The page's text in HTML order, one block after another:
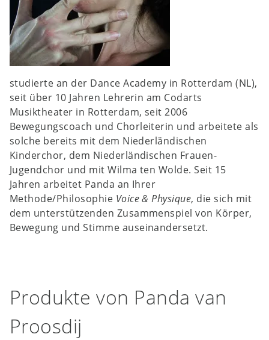
studierte an der Dance Academy in Rotterdam (NL),
seit über 10 Jahren Lehrerin am Codarts
Musiktheater in Rotterdam, seit 2006
Bewegungscoach und Chorleiterin und arbeitete als
solche bereits mit dem Niederländischen
Kinderchor, dem Niederländischen Frauen-
Jugendchor und mit Wilma ten Wolde. Seit 15
Jahren arbeitet Panda an Ihrer
Methode/Philosophie Voice & Physique, die sich mit
dem unterstützenden Zusammenspiel von Körper,
Bewegung und Stimme auseinandersetzt.
Produkte von Panda van
Proosdij